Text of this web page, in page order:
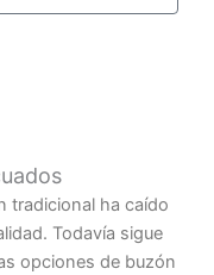
tradicional ha caído
Todavía sigue
opciones de buzón